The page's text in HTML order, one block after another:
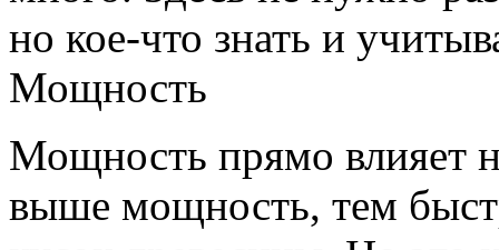
но кое-что знать и
Мощность
Мощность прямо влияет
выше мощность, тем